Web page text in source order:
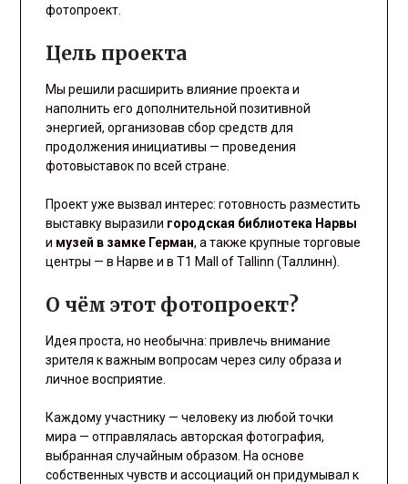
фотопроект.
Цель проекта
Мы решили расширить влияние проекта и
наполнить его дополнительной позитивной
энергией, организовав сбор средств для
продолжения инициативы — проведения
фотовыставок по всей стране.
Проект уже вызвал интерес: готовность разместить
выставку выразили городская библиотека Нарвы
и музей в замке Герман, а также крупные торговые
центры — в Нарве и в T1 Mall of Tallinn (Таллинн).
О чём этот фотопроект?
Идея проста, но необычна: привлечь внимание
зрителя к важным вопросам через силу образа и
личное восприятие.
Каждому участнику — человеку из любой точки
мира — отправлялась авторская фотография,
выбранная случайным образом. На основе
собственных чувств и ассоциаций он придумывал к